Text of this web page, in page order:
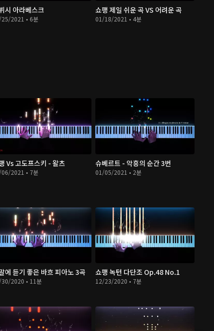
시 아라베스크
2021 • 6분
쇼팽 제일 쉬운 곡 VS 어려운 곡
01/18/2021 • 4분
Vs 고도프스키 - 왈츠
2021 • 7분
슈베르트 - 악흥의 순간 3번
01/05/2021 • 2분
에 듣기 좋은 바흐 피아노 3곡
2020 • 11분
쇼팽 녹턴 다단조 Op.48 No.1
12/23/2020 • 7분